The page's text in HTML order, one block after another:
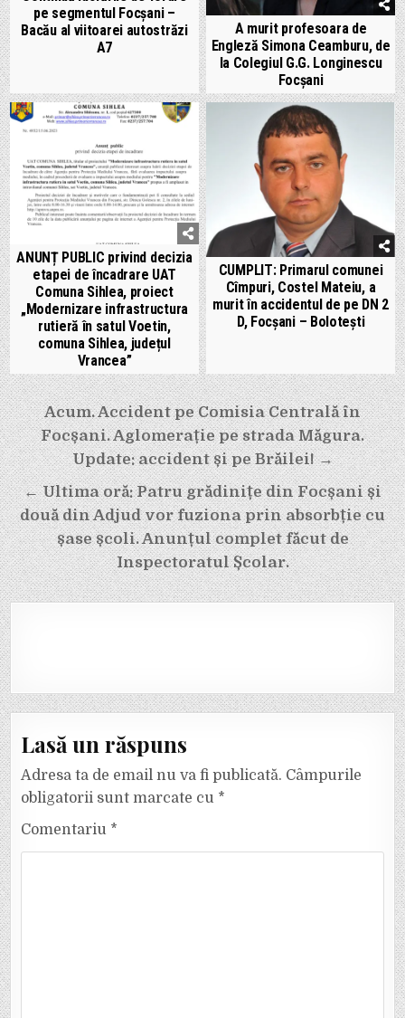
pe segmentul Focșani –
Bacău al viitoarei autostrăzi
A7
A murit profesoara de
Engleză Simona Ceamburu, de
la Colegiul G.G. Longinescu
Focșani
ANUNȚ PUBLIC privind decizia
etapei de încadrare UAT
Comuna Sihlea, proiect
„Modernizare infrastructura
rutieră în satul Voetin,
comuna Sihlea, județul
Vrancea”
CUMPLIT: Primarul comunei
Cîmpuri, Costel Mateiu, a
murit în accidentul de pe DN 2
D, Focșani – Bolotești
Navigare
în
articole
Acum. Accident pe Comisia Centrală în
Focșani. Aglomerație pe strada Măgura.
Update: accident și pe Brăilei! →
← Ultima oră: Patru grădinițe din Focșani și
două din Adjud vor fuziona prin absorbție cu
șase școli. Anunțul complet făcut de
Inspectoratul Școlar.
Lasă un răspuns
Adresa ta de email nu va fi publicată. Câmpurile
obligatorii sunt marcate cu *
Comentariu *